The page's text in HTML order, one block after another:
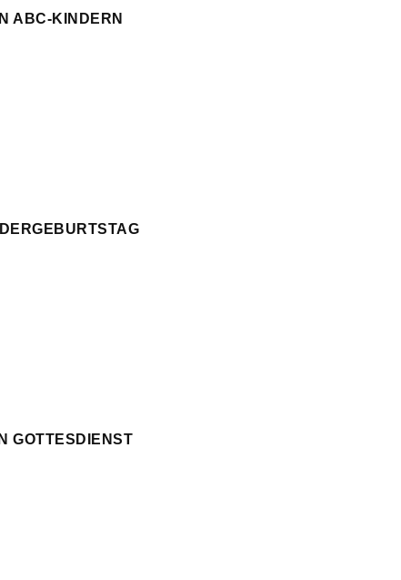
ABC-KINDERN
GOTTESDIENST